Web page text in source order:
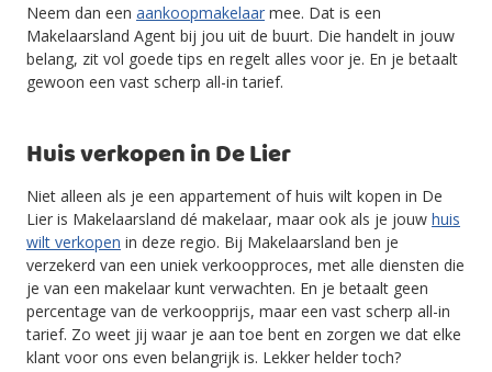
Neem dan een aankoopmakelaar mee. Dat is een
Makelaarsland Agent bij jou uit de buurt. Die handelt in jouw
belang, zit vol goede tips en regelt alles voor je. En je betaalt
gewoon een vast scherp all-in tarief.
Huis verkopen in De Lier
Niet alleen als je een appartement of huis wilt kopen in De
Lier is Makelaarsland dé makelaar, maar ook als je jouw huis
wilt verkopen in deze regio. Bij Makelaarsland ben je
verzekerd van een uniek verkoopproces, met alle diensten die
je van een makelaar kunt verwachten. En je betaalt geen
percentage van de verkoopprijs, maar een vast scherp all-in
tarief. Zo weet jij waar je aan toe bent en zorgen we dat elke
klant voor ons even belangrijk is. Lekker helder toch?